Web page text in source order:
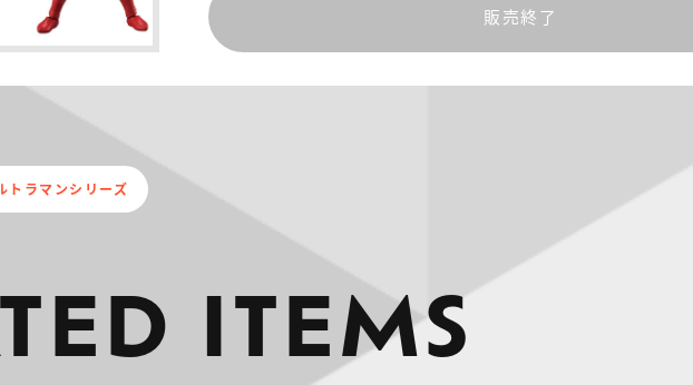
販売終了
トラマンシリーズ
ITEMS